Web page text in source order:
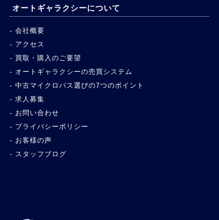
オートギャラクシーについて
会社概要
アクセス
買取・購入のご要望
オートギャラクシーの売買システム
中古マイクロバス選びの7つのポイント
求人募集
お問い合わせ
プライバシーポリシー
お客様の声
スタッフブログ